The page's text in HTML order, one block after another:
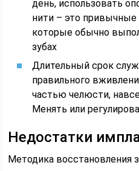
день, использовать
нити – это
которые обычно
зубах
Длительный срок
правильного
частью челюсти,
Менять или
Недостатки
Методика восстановления